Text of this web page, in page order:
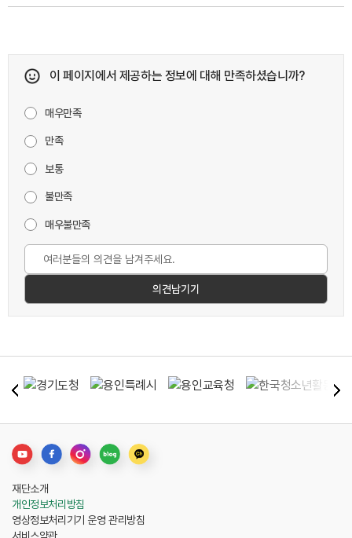
이 페이지에서 제공하는 정보에 대해 만족하셨습니까?
매우만족
만족
보통
불만족
매우불만족
재단소개
개인정보처리방침
영상정보처리기기 운영 관리방침